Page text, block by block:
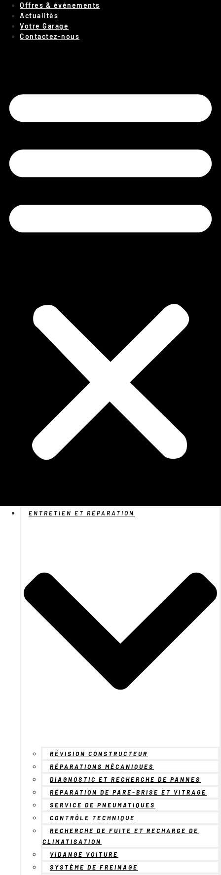
Offres & événements
Actualités
Votre Garage
Contactez-nous
ENTRETIEN ET RÉPARATION
RÉVISION CONSTRUCTEUR
RÉPARATIONS MÉCANIQUES
DIAGNOSTIC ET RECHERCHE DE PANNES
RÉPARATION DE PARE-BRISE ET VITRAGE
SERVICE DE PNEUMATIQUES
CONTRÔLE TECHNIQUE
RECHERCHE DE FUITE ET RECHARGE DE
CLIMATISATION
VIDANGE VOITURE
SYSTÈME DE FREINAGE